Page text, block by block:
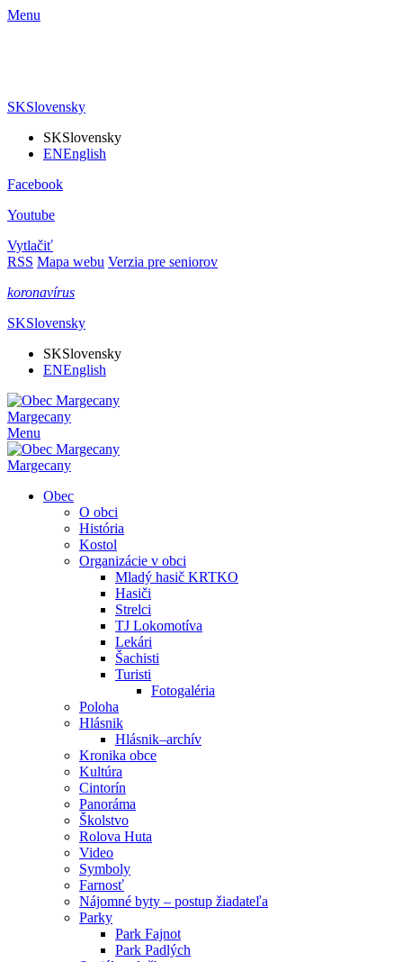
Menu
SKSlovensky
SKSlovensky
ENEnglish
Facebook
Youtube
Vytlačiť
RSS Mapa webu Verzia pre seniorov
koronavírus
SKSlovensky
SKSlovensky
ENEnglish
Margecany
Menu
Margecany
Obec
O obci
História
Kostol
Organizácie v obci
Mladý hasič KRTKO
Hasiči
Strelci
TJ Lokomotíva
Lekári
Šachisti
Turisti
Fotogaléria
Poloha
Hlásnik
Hlásnik–archív
Kronika obce
Kultúra
Cintorín
Panoráma
Školstvo
Rolova Huta
Video
Symboly
Farnosť
Nájomné byty – postup žiadateľa
Parky
Park Fajnot
Park Padlých